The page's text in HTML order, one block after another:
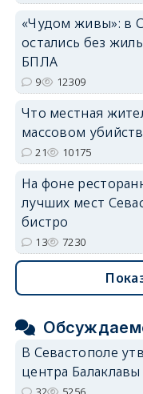
«Чудом живы»: в
остались без
БПЛА
9 12309
Что местная
массовом
21 10175
На фоне
лучших мест
бистро
13 7230
В Севастополе
центра Балаклавы